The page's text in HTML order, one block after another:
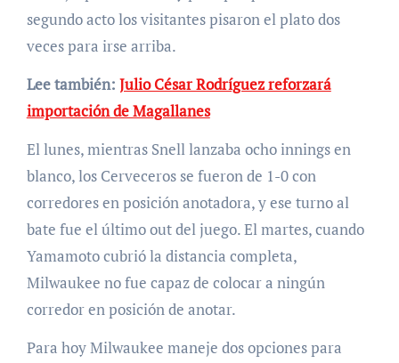
segundo acto los visitantes pisaron el plato dos
veces para irse arriba.
Lee también: Julio César Rodríguez reforzará
importación de Magallanes
El lunes, mientras Snell lanzaba ocho innings en
blanco, los Cerveceros se fueron de 1-0 con
corredores en posición anotadora, y ese turno al
bate fue el último out del juego. El martes, cuando
Yamamoto cubrió la distancia completa,
Milwaukee no fue capaz de colocar a ningún
corredor en posición de anotar.
Para hoy Milwaukee maneje dos opciones para